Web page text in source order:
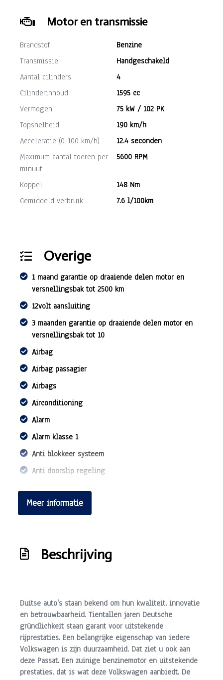
Motor en transmissie
Brandstof
Benzine
Transmissie
Handgeschakeld
Aantal cilinders
4
Cilinderinhoud
1595 cc
Vermogen
75 kW / 102 PK
Topsnelheid
190 km/h
Acceleratie (0-100 km/h)
12.4 seconden
Maximum aantal toeren per
minuut
5600 RPM
Koppel
148 Nm
Gemiddeld verbruik
7.6 l/100km
Overige
1 maand garantie op draaiende delen motor en
versnellingsbak tot 2500 km
12volt aansluiting
3 maanden garantie op draaiende delen motor en
versnellingsbak tot 10
Airbag
Airbag passagier
Airbags
Airconditioning
Alarm
Alarm klasse 1
Anti blokkeer systeem
Anti doorslip regeling
Bestuurdersairbag
Centrale deurvergrendeling met afstandsbediening
Elek. verstelbare spiegels
Elektronisch sper differentieel
Elektronisch stabiliteits programma
Grote onderhoudsbeurt
Hoofd airbag(s) achter
Meer informatie
Beschrijving
Duitse auto's staan bekend om hun kwaliteit, innovatie
en betrouwbaarheid. Tientallen jaren Deutsche
gründlichkeit staan garant voor uitstekende
rijprestaties. Een belangrijke eigenschap van iedere
Volkswagen is zijn duurzaamheid. Dat ziet u ook aan
deze Passat. Een zuinige benzinemotor en uitstekende
prestaties, dat is wat deze Volkswagen aanbiedt. De